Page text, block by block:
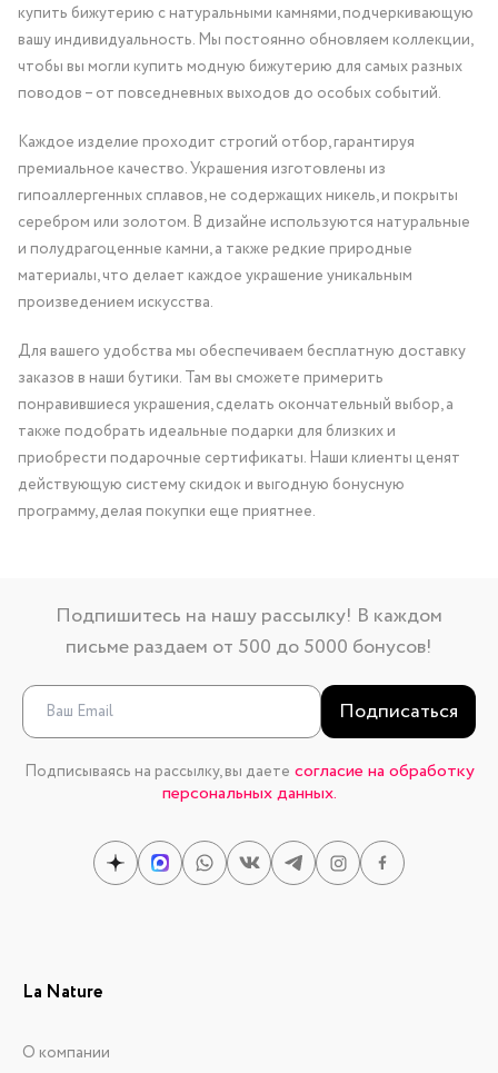
купить бижутерию с натуральными камнями, подчеркивающую
вашу индивидуальность. Мы постоянно обновляем коллекции,
чтобы вы могли купить модную бижутерию для самых разных
поводов – от повседневных выходов до особых событий.
Каждое изделие проходит строгий отбор, гарантируя
премиальное качество. Украшения изготовлены из
гипоаллергенных сплавов, не содержащих никель, и покрыты
серебром или золотом. В дизайне используются натуральные
и полудрагоценные камни, а также редкие природные
материалы, что делает каждое украшение уникальным
произведением искусства.
Для вашего удобства мы обеспечиваем бесплатную доставку
заказов в наши бутики. Там вы сможете примерить
понравившиеся украшения, сделать окончательный выбор, а
также подобрать идеальные подарки для близких и
приобрести подарочные сертификаты. Наши клиенты ценят
действующую систему скидок и выгодную бонусную
программу, делая покупки еще приятнее.
Подпишитесь на нашу рассылку! В каждом
письме раздаем от 500 до 5000 бонусов!
Подписаться
Подписываясь на рассылку, вы даете согласие на обработку
персональных данных.
La Nature
О компании